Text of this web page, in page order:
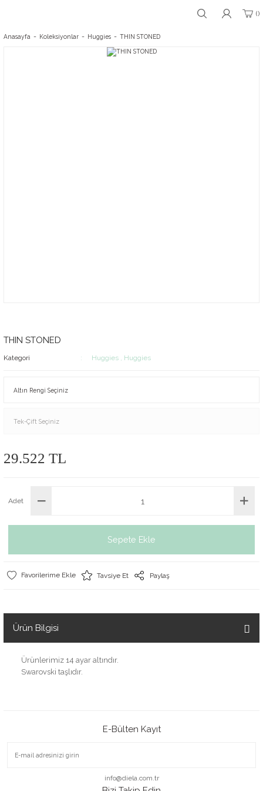
Anasayfa Koleksiyonlar Huggies THIN STONED
THIN STONED
Kategori Huggies , Huggies
29.522 TL
Adet
Sepete Ekle
Tavsiye Et Paylaş
Ürün Bilgisi
Ürünlerimiz 14 ayar altındır.
Swarovski taşlıdır.
E-Bülten Kayıt
info@diela.com.tr